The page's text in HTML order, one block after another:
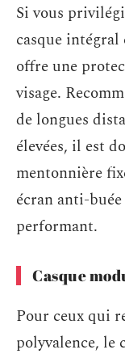
Si vous
casque intégral
offre une
visage.
de longues
élevées, il est
mentonnière
écran anti-
performant.
Casque
Pour ceux qui
polyvalence, le